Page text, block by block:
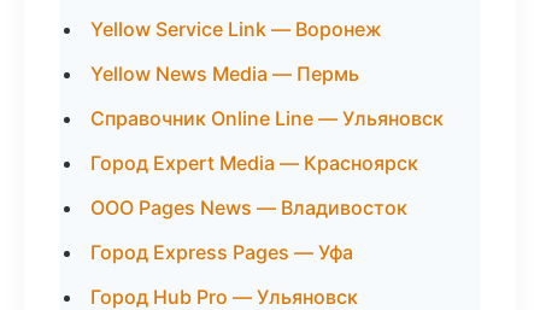
Yellow Service Link — Воронеж
Yellow News Media — Пермь
Справочник Online Line — Ульяновск
Город Expert Media — Красноярск
ООО Pages News — Владивосток
Город Express Pages — Уфа
Город Hub Pro — Ульяновск